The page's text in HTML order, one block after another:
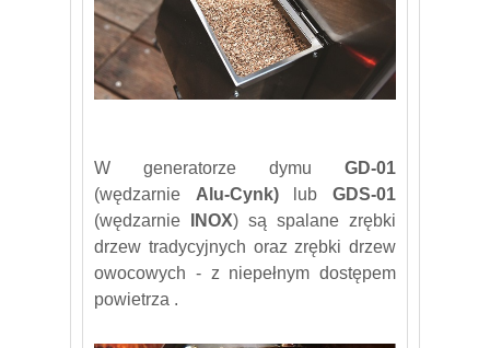
W generatorze dymu GD-01
(wędzarnie Alu-Cynk)lubGDS-01
(wędzarnie
INOX) są spalane zrębki
drzew tradycyjnych oraz zrębki drzew
owocowych - z niepełnym dostępem
powietrza .